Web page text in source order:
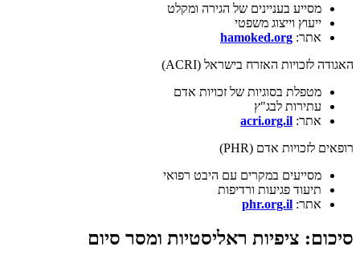
מסייע בעניינים של הגירה ומקלט
ייעוץ וייצוג משפטי
אתר: hamoked.org
האגודה לזכויות האזרח בישראל (ACRI)
מטפלת בסוגיות של זכויות אדם
עתירות לבג"ץ
אתר: acri.org.il
רופאים לזכויות אדם (PHR)
מסייעים במקרים עם היבט רפואי
תיעוד פגיעות ורדיפות
אתר: phr.org.il
סיכום: ציפיות ראליסטיות ומסר סיום